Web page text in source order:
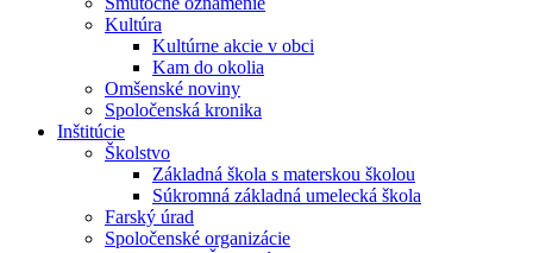
Kultúra
Kultúrne akcie v obci
Kam do okolia
Omšenské noviny
Spoločenská kronika
Inštitúcie
Školstvo
Základná škola s materskou školou
Súkromná základná umelecká škola
Farský úrad
Spoločenské organizácie